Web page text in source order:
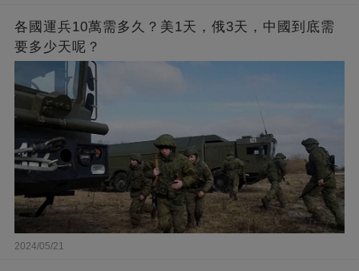
各國運兵10萬需多久？美1天，俄3天，中國到底需
要多少天呢？
2024/05/21